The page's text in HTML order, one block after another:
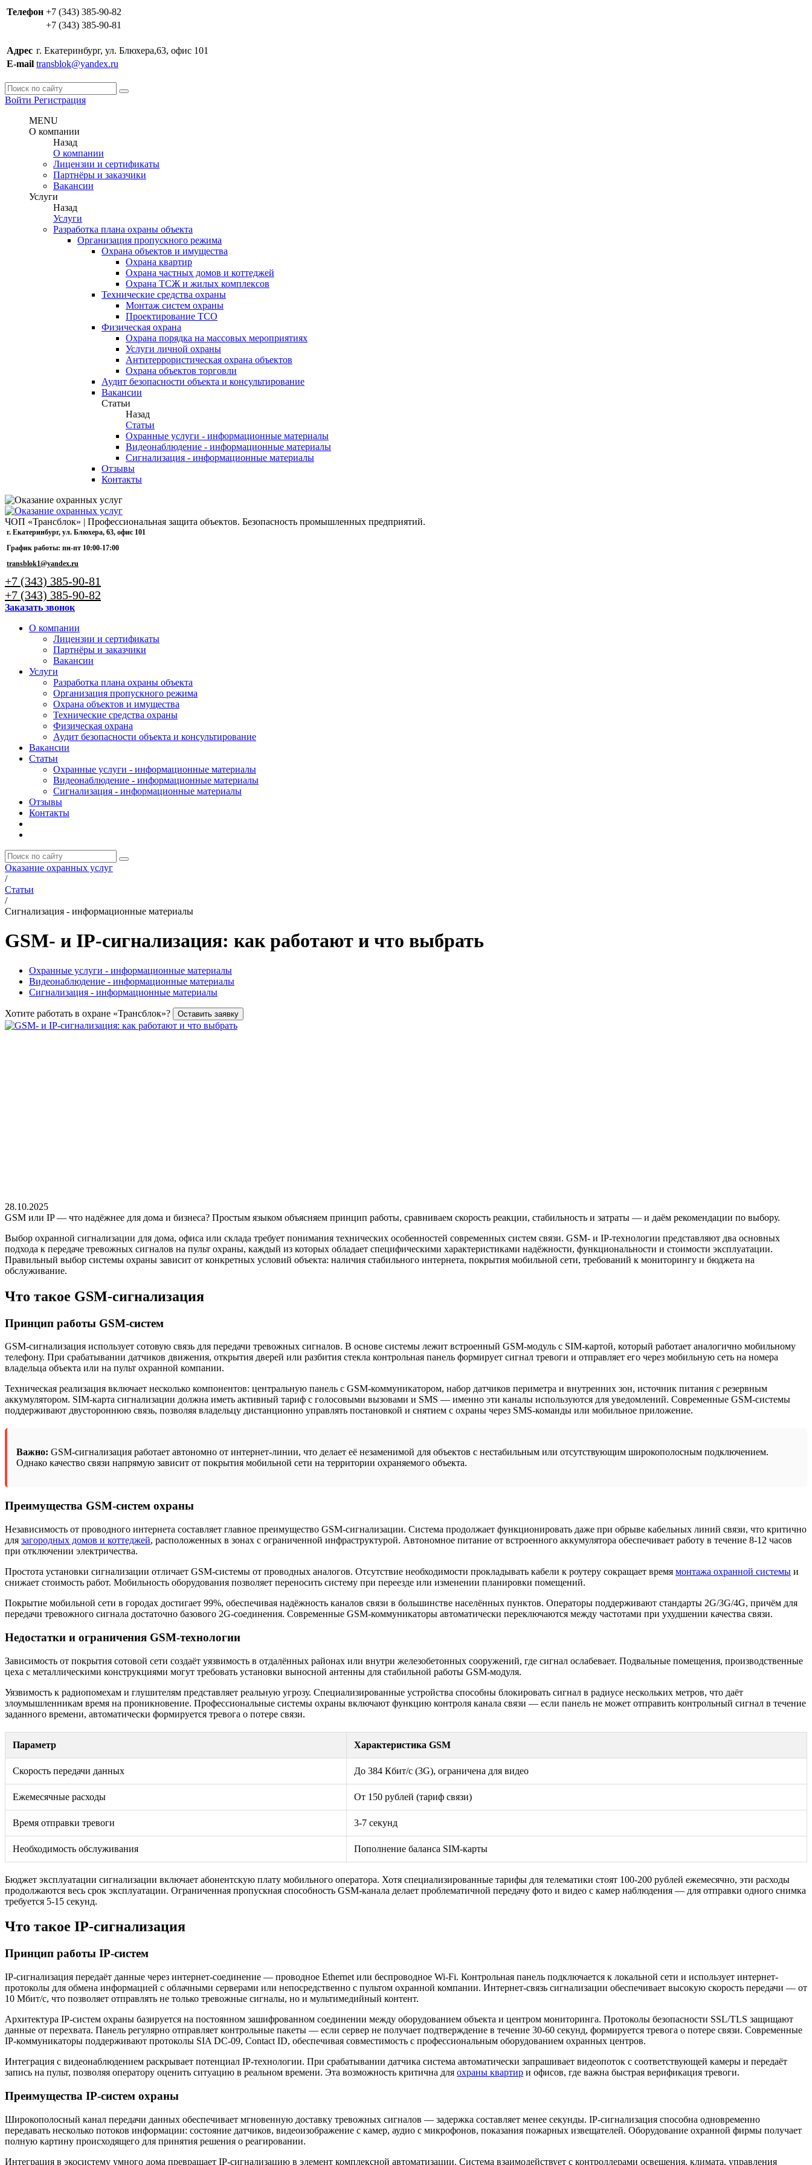
Телефон +7 (343) 385-90-82
+7 (343) 385-90-81
Адрес г. Екатеринбург, ул. Блюхера,63, офис 101
E-mail transblok@yandex.ru
Войти Регистрация
MENU
О компании
Назад
О компании
Лицензии и сертификаты
Партнёры и заказчики
Вакансии
Услуги
Назад
Услуги
Разработка плана охраны объекта
Организация пропускного режима
Охрана объектов и имущества
Охрана квартир
Охрана частных домов и коттеджей
Охрана ТСЖ и жилых комплексов
Технические средства охраны
Монтаж систем охраны
Проектирование ТСО
Физическая охрана
Охрана порядка на массовых мероприятиях
Услуги личной охраны
Антитеррористическая охрана объектов
Охрана объектов торговли
Аудит безопасности объекта и консультирование
Вакансии
Статьи
Назад
Статьи
Охранные услуги - информационные материалы
Видеонаблюдение - информационные материалы
Сигнализация - информационные материалы
Отзывы
Контакты
ЧОП «Трансблок» | Профессиональная защита объектов. Безопасность промышленных предприятий.
г. Екатеринбург, ул. Блюхера, 63, офис 101
График работы: пн-пт 10:00-17:00
transblok1@yandex.ru
+7 (343) 385-90-81
+7 (343) 385-90-82
Заказать звонок
О компании
Лицензии и сертификаты
Партнёры и заказчики
Вакансии
Услуги
Разработка плана охраны объекта
Организация пропускного режима
Охрана объектов и имущества
Технические средства охраны
Физическая охрана
Аудит безопасности объекта и консультирование
Вакансии
Статьи
Охранные услуги - информационные материалы
Видеонаблюдение - информационные материалы
Сигнализация - информационные материалы
Отзывы
Контакты
Оказание охранных услуг
/
Статьи
/
Сигнализация - информационные материалы
GSM- и IP-сигнализация: как работают и что выбрать
Охранные услуги - информационные материалы
Видеонаблюдение - информационные материалы
Сигнализация - информационные материалы
Хотите работать в охране «Трансблок»? Оставить заявку
28.10.2025
GSM или IP — что надёжнее для дома и бизнеса? Простым языком объясняем принцип работы, сравниваем скорость реакции, стабильность и затраты — и даём рекомендации по выбору.
Выбор охранной сигнализации для дома, офиса или склада требует понимания технических особенностей современных систем связи. GSM- и IP-технологии представляют два основных
подхода к передаче тревожных сигналов на пульт охраны, каждый из которых обладает специфическими характеристиками надёжности, функциональности и стоимости эксплуатации.
Правильный выбор системы охраны зависит от конкретных условий объекта: наличия стабильного интернета, покрытия мобильной сети, требований к мониторингу и бюджета на
обслуживание.
Что такое GSM-сигнализация
Принцип работы GSM-систем
GSM-сигнализация использует сотовую связь для передачи тревожных сигналов. В основе системы лежит встроенный GSM-модуль с SIM-картой, который работает аналогично мобильному
телефону. При срабатывании датчиков движения, открытия дверей или разбития стекла контрольная панель формирует сигнал тревоги и отправляет его через мобильную сеть на номера
владельца объекта или на пульт охранной компании.
Техническая реализация включает несколько компонентов: центральную панель с GSM-коммуникатором, набор датчиков периметра и внутренних зон, источник питания с резервным
аккумулятором. SIM-карта сигнализации должна иметь активный тариф с голосовыми вызовами и SMS — именно эти каналы используются для уведомлений. Современные GSM-системы
поддерживают двустороннюю связь, позволяя владельцу дистанционно управлять постановкой и снятием с охраны через SMS-команды или мобильное приложение.
Важно: GSM-сигнализация работает автономно от интернет-линии, что делает её незаменимой для объектов с нестабильным или отсутствующим широкополосным подключением.
Однако качество связи напрямую зависит от покрытия мобильной сети на территории охраняемого объекта.
Преимущества GSM-систем охраны
Независимость от проводного интернета составляет главное преимущество GSM-сигнализации. Система продолжает функционировать даже при обрыве кабельных линий связи, что критично
для загородных домов и коттеджей, расположенных в зонах с ограниченной инфраструктурой. Автономное питание от встроенного аккумулятора обеспечивает работу в течение 8-12 часов
при отключении электричества.
Простота установки сигнализации отличает GSM-системы от проводных аналогов. Отсутствие необходимости прокладывать кабели к роутеру сокращает время монтажа охранной системы и
снижает стоимость работ. Мобильность оборудования позволяет переносить систему при переезде или изменении планировки помещений.
Покрытие мобильной сети в городах достигает 99%, обеспечивая надёжность каналов связи в большинстве населённых пунктов. Операторы поддерживают стандарты 2G/3G/4G, причём для
передачи тревожного сигнала достаточно базового 2G-соединения. Современные GSM-коммуникаторы автоматически переключаются между частотами при ухудшении качества связи.
Недостатки и ограничения GSM-технологии
Зависимость от покрытия сотовой сети создаёт уязвимость в отдалённых районах или внутри железобетонных сооружений, где сигнал ослабевает. Подвальные помещения, производственные
цеха с металлическими конструкциями могут требовать установки выносной антенны для стабильной работы GSM-модуля.
Уязвимость к радиопомехам и глушителям представляет реальную угрозу. Специализированные устройства способны блокировать сигнал в радиусе нескольких метров, что даёт
злоумышленникам время на проникновение. Профессиональные системы охраны включают функцию контроля канала связи — если панель не может отправить контрольный сигнал в течение
заданного времени, автоматически формируется тревога о потере связи.
Параметр Характеристика GSM
Скорость передачи данных До 384 Кбит/с (3G), ограничена для видео
Ежемесячные расходы От 150 рублей (тариф связи)
Время отправки тревоги 3-7 секунд
Необходимость обслуживания Пополнение баланса SIM-карты
Бюджет эксплуатации сигнализации включает абонентскую плату мобильного оператора. Хотя специализированные тарифы для телематики стоят 100-200 рублей ежемесячно, эти расходы
продолжаются весь срок эксплуатации. Ограниченная пропускная способность GSM-канала делает проблематичной передачу фото и видео с камер наблюдения — для отправки одного снимка
требуется 5-15 секунд.
Что такое IP-сигнализация
Принцип работы IP-систем
IP-сигнализация передаёт данные через интернет-соединение — проводное Ethernet или беспроводное Wi-Fi. Контрольная панель подключается к локальной сети и использует интернет-
протоколы для обмена информацией с облачными серверами или непосредственно с пультом охранной компании. Интернет-связь сигнализации обеспечивает высокую скорость передачи — от
10 Мбит/с, что позволяет отправлять не только тревожные сигналы, но и мультимедийный контент.
Архитектура IP-систем охраны базируется на постоянном зашифрованном соединении между оборудованием объекта и центром мониторинга. Протоколы безопасности SSL/TLS защищают
данные от перехвата. Панель регулярно отправляет контрольные пакеты — если сервер не получает подтверждение в течение 30-60 секунд, формируется тревога о потере связи. Современные
IP-коммуникаторы поддерживают протоколы SIA DC-09, Contact ID, обеспечивая совместимость с профессиональным оборудованием охранных центров.
Интеграция с видеонаблюдением раскрывает потенциал IP-технологии. При срабатывании датчика система автоматически запрашивает видеопоток с соответствующей камеры и передаёт
запись на пульт, позволяя оператору оценить ситуацию в реальном времени. Эта возможность критична для охраны квартир и офисов, где важна быстрая верификация тревоги.
Преимущества IP-систем охраны
Широкополосный канал передачи данных обеспечивает мгновенную доставку тревожных сигналов — задержка составляет менее секунды. IP-сигнализация способна одновременно
передавать несколько потоков информации: состояние датчиков, видеоизображение с камер, аудио с микрофонов, показания пожарных извещателей. Оборудование охранной фирмы получает
полную картину происходящего для принятия решения о реагировании.
Интеграция в экосистему умного дома превращает IP-сигнализацию в элемент комплексной автоматизации. Система взаимодействует с контроллерами освещения, климата, управления